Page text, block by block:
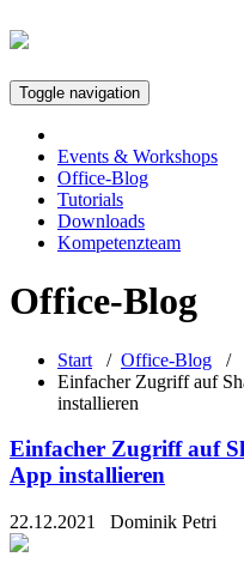
Toggle navigation
Events & Workshops
Office-Blog
Tutorials
Downloads
Kompetenzteam
Office-Blog
Start / Office-Blog /
Einfacher Zugriff auf
installieren
Einfacher Zugriff auf
App installieren
22.12.2021 Dominik Petri